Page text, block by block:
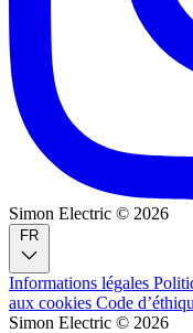
Simon Electric © 2026
Informations légales
aux cookies Code
Simon Electric © 2026